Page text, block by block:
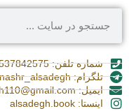
شماره تلفن: 02537842575
تلگرام: nashr_alsadegh@
ایمیل: alsadegh110@gmail.com
اینستا: alsadegh.book